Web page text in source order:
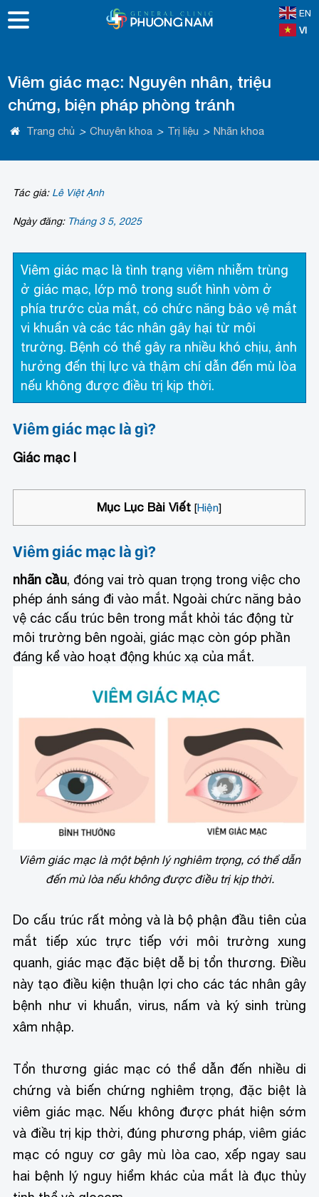
EN
VI
Viêm giác mạc: Nguyên nhân, triệu
chứng, biện pháp phòng tránh
Trang chủ > Chuyên khoa > Trị liệu > Nhãn khoa
Tác giả: Lê Việt Ạnh
Ngày đăng: Tháng 3 5, 2025
Viêm giác mạc là tình trạng viêm nhiễm trùng
ở giác mạc, lớp mô trong suốt hình vòm ở
phía trước của mắt, có chức năng bảo vệ mắt
vi khuẩn và các tác nhân gây hại từ môi
trường. Bệnh có thể gây ra nhiều khó chịu, ảnh
hưởng đến thị lực và thậm chí dẫn đến mù lòa
nếu không được điều trị kịp thời.
Viêm giác mạc là gì?
Giác mạc l
Mục Lục Bài Viết [Hiện]
Viêm giác mạc là gì?
nhãn cầu, đóng vai trò quan trọng trong việc cho
phép ánh sáng đi vào mắt. Ngoài chức năng bảo
vệ các cấu trúc bên trong mắt khỏi tác động từ
môi trường bên ngoài, giác mạc còn góp phần
đáng kể vào hoạt động khúc xạ của mắt.
Viêm giác mạc là một bệnh lý nghiêm trọng, có thể dẫn
đến mù lòa nếu không được điều trị kịp thời.
Do cấu trúc rất mỏng và là bộ phận đầu tiên của
mắt tiếp xúc trực tiếp với môi trường xung
quanh, giác mạc đặc biệt dễ bị tổn thương. Điều
này tạo điều kiện thuận lợi cho các tác nhân gây
bệnh như vi khuẩn, virus, nấm và ký sinh trùng
xâm nhập.
Tổn thương giác mạc có thể dẫn đến nhiều di
chứng và biến chứng nghiêm trọng, đặc biệt là
viêm giác mạc. Nếu không được phát hiện sớm
và điều trị kịp thời, đúng phương pháp, viêm giác
mạc có nguy cơ gây mù lòa cao, xếp ngay sau
hai bệnh lý nguy hiểm khác của mắt là đục thủy